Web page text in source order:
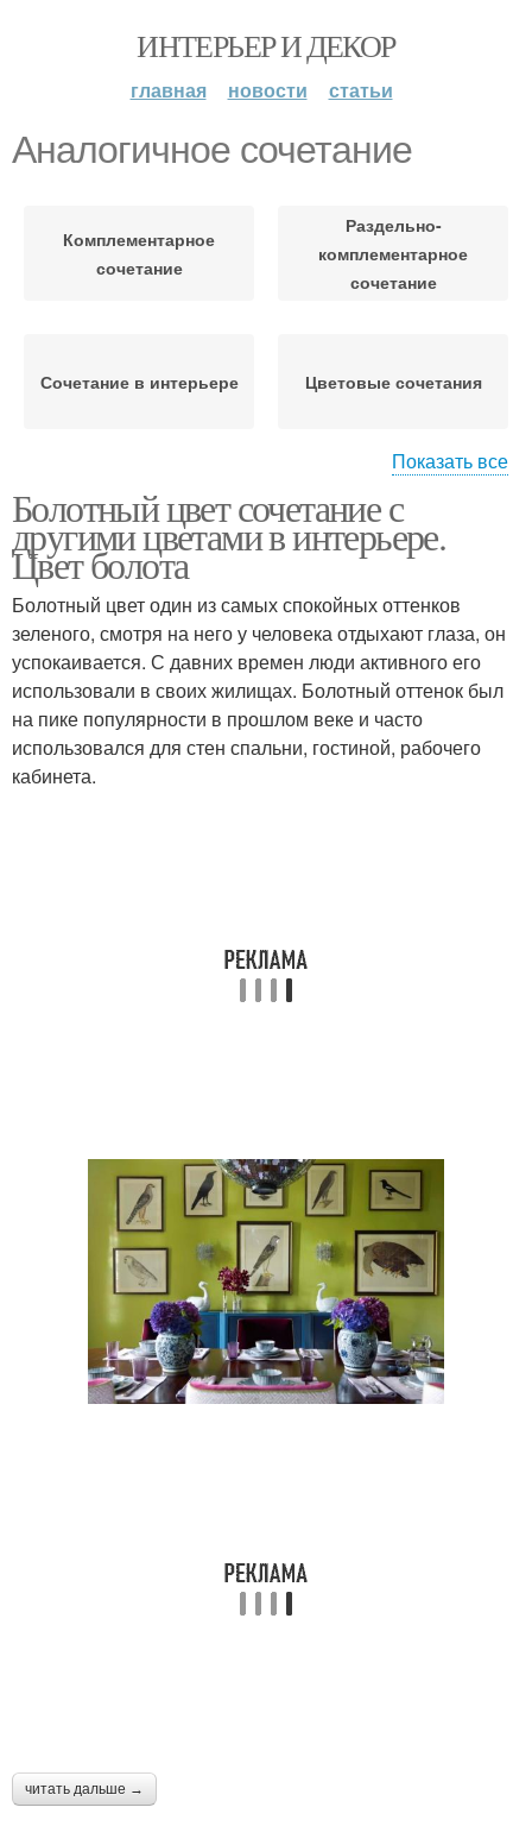
ИНТЕРЬЕР И ДЕКОР
главная новости статьи
Аналогичное сочетание
Комплементарное
сочетание
Раздельно-
комплементарное
сочетание
Сочетание в интерьере Цветовые сочетания
Сочетания в интерьере Неудачные сочетания
Показать все
Болотный цвет сочетание с
другими цветами в интерьере.
Цвет болота
Болотный цвет один из самых спокойных оттенков
зеленого, смотря на него у человека отдыхают глаза, он
успокаивается. С давних времен люди активного его
использовали в своих жилищах. Болотный оттенок был
на пике популярности в прошлом веке и часто
использовался для стен спальни, гостиной, рабочего
кабинета.
читать дальше →